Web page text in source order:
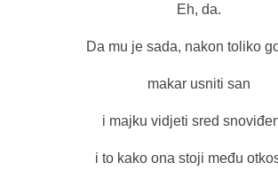
Eh, da.
Da mu je sada, nakon toliko
makar usniti san
i majku vidjeti sred
i to kako ona stoji među